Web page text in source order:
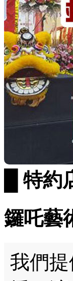
█ 特約
鑼吒藝
我們